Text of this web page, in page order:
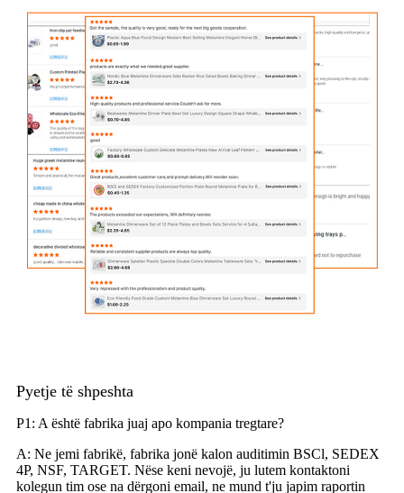
Pyetje të shpeshta
P1: A është fabrika juaj apo kompania tregtare?
A: Ne jemi fabrikë, fabrika jonë kalon auditimin BSCl, SEDEX
4P, NSF, TARGET. Nëse keni nevojë, ju lutem kontaktoni
kolegun tim ose na dërgoni email, ne mund t'ju japim raportin